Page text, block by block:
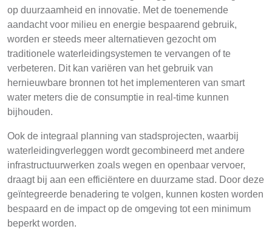
op duurzaamheid en innovatie. Met de toenemende
aandacht voor milieu en energie bespaarend gebruik,
worden er steeds meer alternatieven gezocht om
traditionele waterleidingsystemen te vervangen of te
verbeteren. Dit kan variëren van het gebruik van
hernieuwbare bronnen tot het implementeren van smart
water meters die de consumptie in real-time kunnen
bijhouden.
Ook de integraal planning van stadsprojecten, waarbij
waterleidingverleggen wordt gecombineerd met andere
infrastructuurwerken zoals wegen en openbaar vervoer,
draagt bij aan een efficiëntere en duurzame stad. Door deze
geïntegreerde benadering te volgen, kunnen kosten worden
bespaard en de impact op de omgeving tot een minimum
beperkt worden.